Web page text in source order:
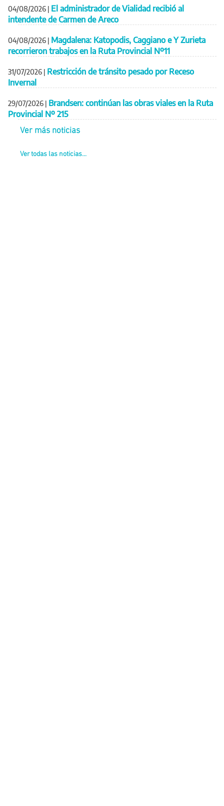
04/08/2026 | El administrador de Vialidad recibió al
intendente de Carmen de Areco
04/08/2026 | Magdalena: Katopodis, Caggiano e Y Zurieta
recorrieron trabajos en la Ruta Provincial Nº11
31/07/2026 | Restricción de tránsito pesado por Receso
Invernal
29/07/2026 | Brandsen: continúan las obras viales en la Ruta
Provincial Nº 215
Ver más noticias
Ver todas las noticias...